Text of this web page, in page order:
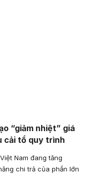
“giảm nhiệt” giá
cải tổ quy trình
Nam đang tăng
chi trả của phần lớn